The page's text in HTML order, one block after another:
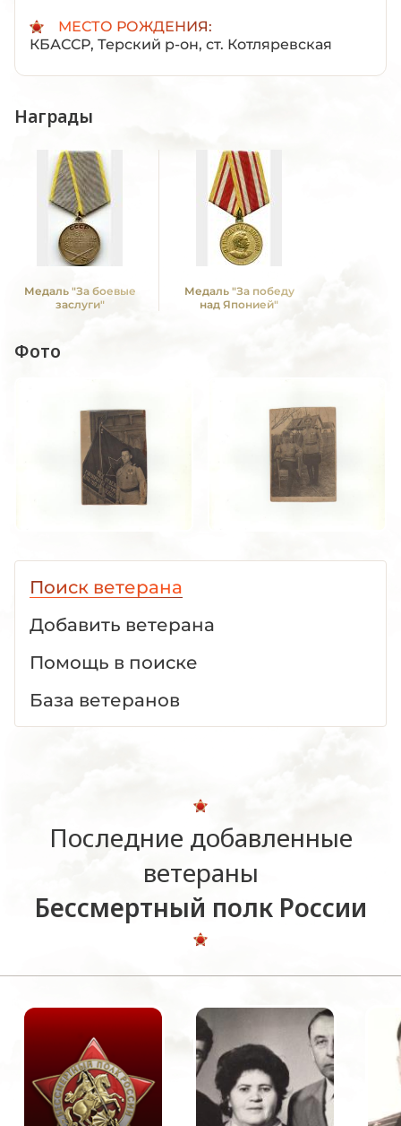
МЕСТО РОЖДЕНИЯ:
КБАССР, Терский р-он, ст. Котляревская
Награды
Медаль "За боевые
заслуги"
Медаль "За победу
над Японией"
Фото
Поиск ветерана
Добавить ветерана
Помощь в поиске
База ветеранов
Последние добавленные
ветераны
Бессмертный полк России